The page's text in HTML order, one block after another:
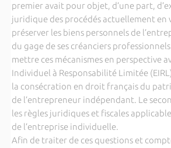
premier avait pour objet, d’une part,
juridique des procédés actuellement en
préserver les biens personnels de
du gage de ses créanciers
mettre ces mécanismes en perspective
Individuel à Responsabilité Limitée
la consécration en droit français du
de l’entrepreneur indépendant. Le
les règles juridiques et fiscales
de l’entreprise individuelle.
Afin de traiter de ces questions et